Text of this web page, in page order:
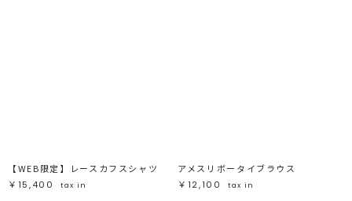
【WEB限定】レースカフスシャツ
￥15,400
tax in
アメスリボータイブラウス
￥12,100
tax in